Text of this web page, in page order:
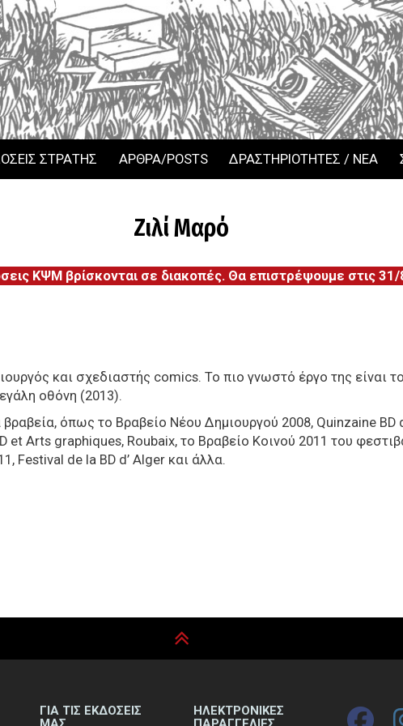
ΣΤΡΑΤΗΣ ΑΡΘΡΑ/POSTS ΔΡΑΣΤΗΡΙΟΤΗΤΕΣ / ΝΕΑ
Ζιλί Μαρό
ΚΨΜ βρίσκονται σε διακοπές. Θα επιστρέψουμε στις 31/
και σχεδιαστής comics. Το πιο γνωστό έργο της είναι
οθόνη (2013).
βραβεία, όπως το Βραβείο Νέου Δημιουργού 2008, Quinzaine BD
et Arts graphiques, Roubaix, το Βραβείο Κοινού 2011 του
Festival de la BD d’ Alger και άλλα.
ΓΙΑ ΤΙΣ ΕΚΔΟΣΕΙΣ
ΗΛΕΚΤΡΟΝΙΚΕΣ